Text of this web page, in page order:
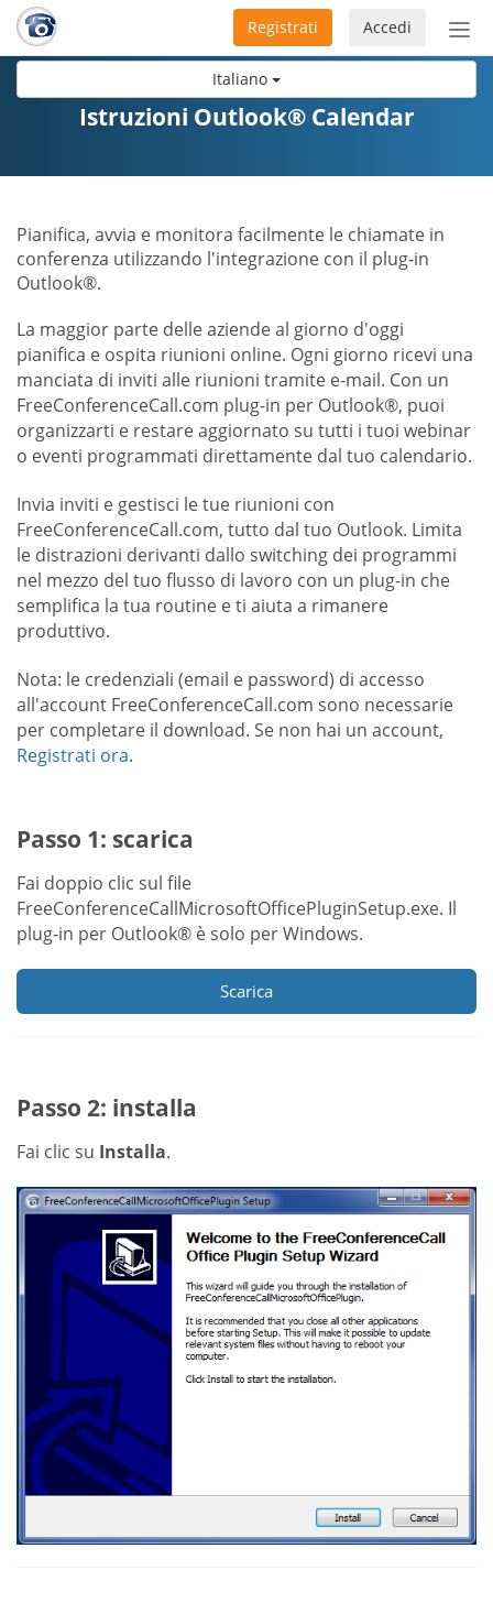
Italiano
Accedi
Registrati
Istruzioni Outlook® Calendar
Pianifica, avvia e monitora facilmente le chiamate in
conferenza utilizzando l'integrazione con il plug-in
Outlook®.
La maggior parte delle aziende al giorno d'oggi
pianifica e ospita riunioni online. Ogni giorno ricevi una
manciata di inviti alle riunioni tramite e-mail. Con un
FreeConferenceCall.com plug-in per Outlook®, puoi
organizzarti e restare aggiornato su tutti i tuoi webinar
o eventi programmati direttamente dal tuo calendario.
Invia inviti e gestisci le tue riunioni con
FreeConferenceCall.com, tutto dal tuo Outlook. Limita
le distrazioni derivanti dallo switching dei programmi
nel mezzo del tuo flusso di lavoro con un plug-in che
semplifica la tua routine e ti aiuta a rimanere
produttivo.
Nota: le credenziali (email e password) di accesso
all'account FreeConferenceCall.com sono necessarie
per completare il download. Se non hai un account,
Registrati ora.
Passo 1: scarica
Fai doppio clic sul file
FreeConferenceCallMicrosoftOfficePluginSetup.exe. Il
plug-in per Outlook® è solo per Windows.
Scarica
Passo 2: installa
Fai clic su Installa.